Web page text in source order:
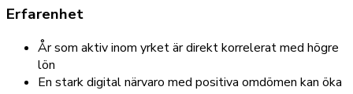
Erfarenhet
År som aktiv inom yrket är direkt korrelerat med högre
lön
En stark digital närvaro med positiva omdömen kan öka